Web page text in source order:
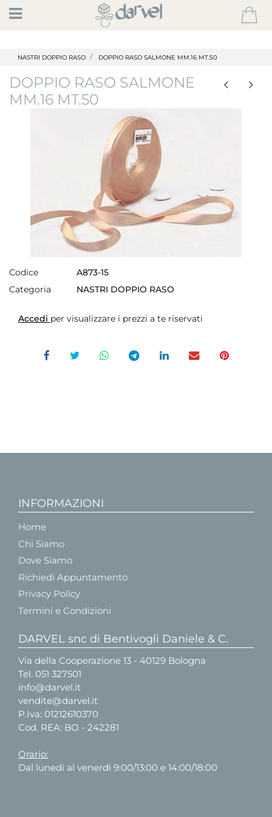
Open
NASTRI DOPPIO RASO DOPPIO RASO SALMONE MM.16 MT.50
DOPPIO RASO SALMONE
MM.16 MT.50
Codice
A873-15
Categoria
NASTRI DOPPIO RASO
Accedi per visualizzare i prezzi a te riservati
INFORMAZIONI
Home
Chi Siamo
Dove Siamo
Richiedi Appuntamento
Privacy Policy
Termini e Condizioni
DARVEL snc di Bentivogli Daniele & C.
Via della Cooperazione 13 - 40129 Bologna
Tel. 051 327501
info@darvel.it
vendite@darvel.it
P.Iva: 01212610370
Cod. REA: BO - 242281
Orario:
Dal lunedì al venerdì 9:00/13:00 e 14:00/18:00